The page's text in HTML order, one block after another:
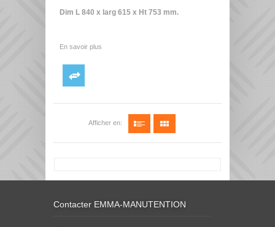
Dim L 840 x larg 615 x Ht 753 mm.
En savoir plus
Afficher en:
Contacter EMMA-MANUTENTION